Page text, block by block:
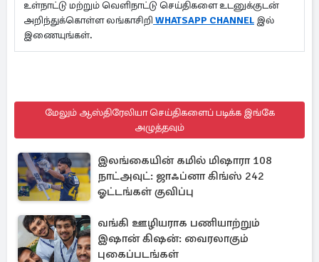
உள்நாட்டு மற்றும் வெளிநாட்டு செய்திகளை உடனுக்குடன்
அறிந்துக்கொள்ள லங்காசிறி WHATSAPP CHANNEL இல்
இணையுங்கள்.
மேலும் ஆஸ்திரேலியா செய்திகளைப் படிக்க இங்கே
அழுத்தவும்
இலங்கையின் கமில் மிஷாரா 108
நாட்அவுட்: ஜாஃப்னா கிங்ஸ் 242
ஓட்டங்கள் குவிப்பு
வங்கி ஊழியராக பணியாற்றும்
இஷான் கிஷன்: வைரலாகும்
புகைப்படங்கள்